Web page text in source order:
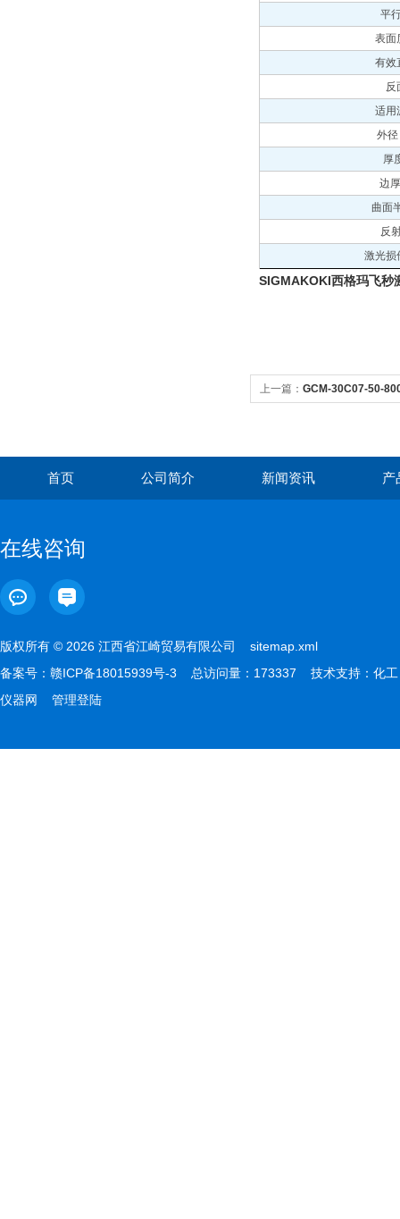
平
表面
有效
反
适用
外
厚
边
曲面
反
激光损
SIGMAKOKI西格玛飞秒
上一篇： GCM-30C07-50-
首页 公司简介 新闻资讯 产
在线咨询
版权所有 © 2026 江西省江崎贸易有限公司 sitemap.xml
备案号： 赣ICP备18015939号-3 总访问量：173337 技术支持： 化工
仪器网
管理登陆